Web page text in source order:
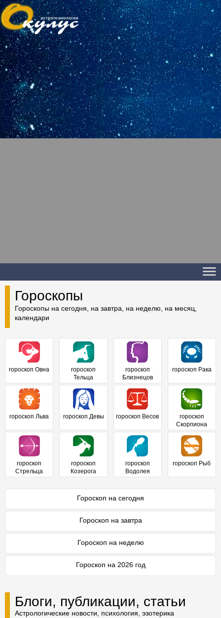
Гороскопы
Гороскопы на сегодня, на завтра, на неделю, на месяц,
календари
гороскоп Овна
гороскоп
Тельца
гороскоп
Близнецов
гороскоп Рака
гороскоп Льва гороскоп Девы гороскоп Весов
гороскоп
Скорпиона
гороскоп
Стрельца
гороскоп
Козерога
гороскоп
Водолея
гороскоп Рыб
Гороскоп на сегодня
Гороскоп на завтра
Гороскоп на неделю
Гороскоп на 2026 год
Блоги, публикации, статьи
Астрологические новости, психология, эзотерика